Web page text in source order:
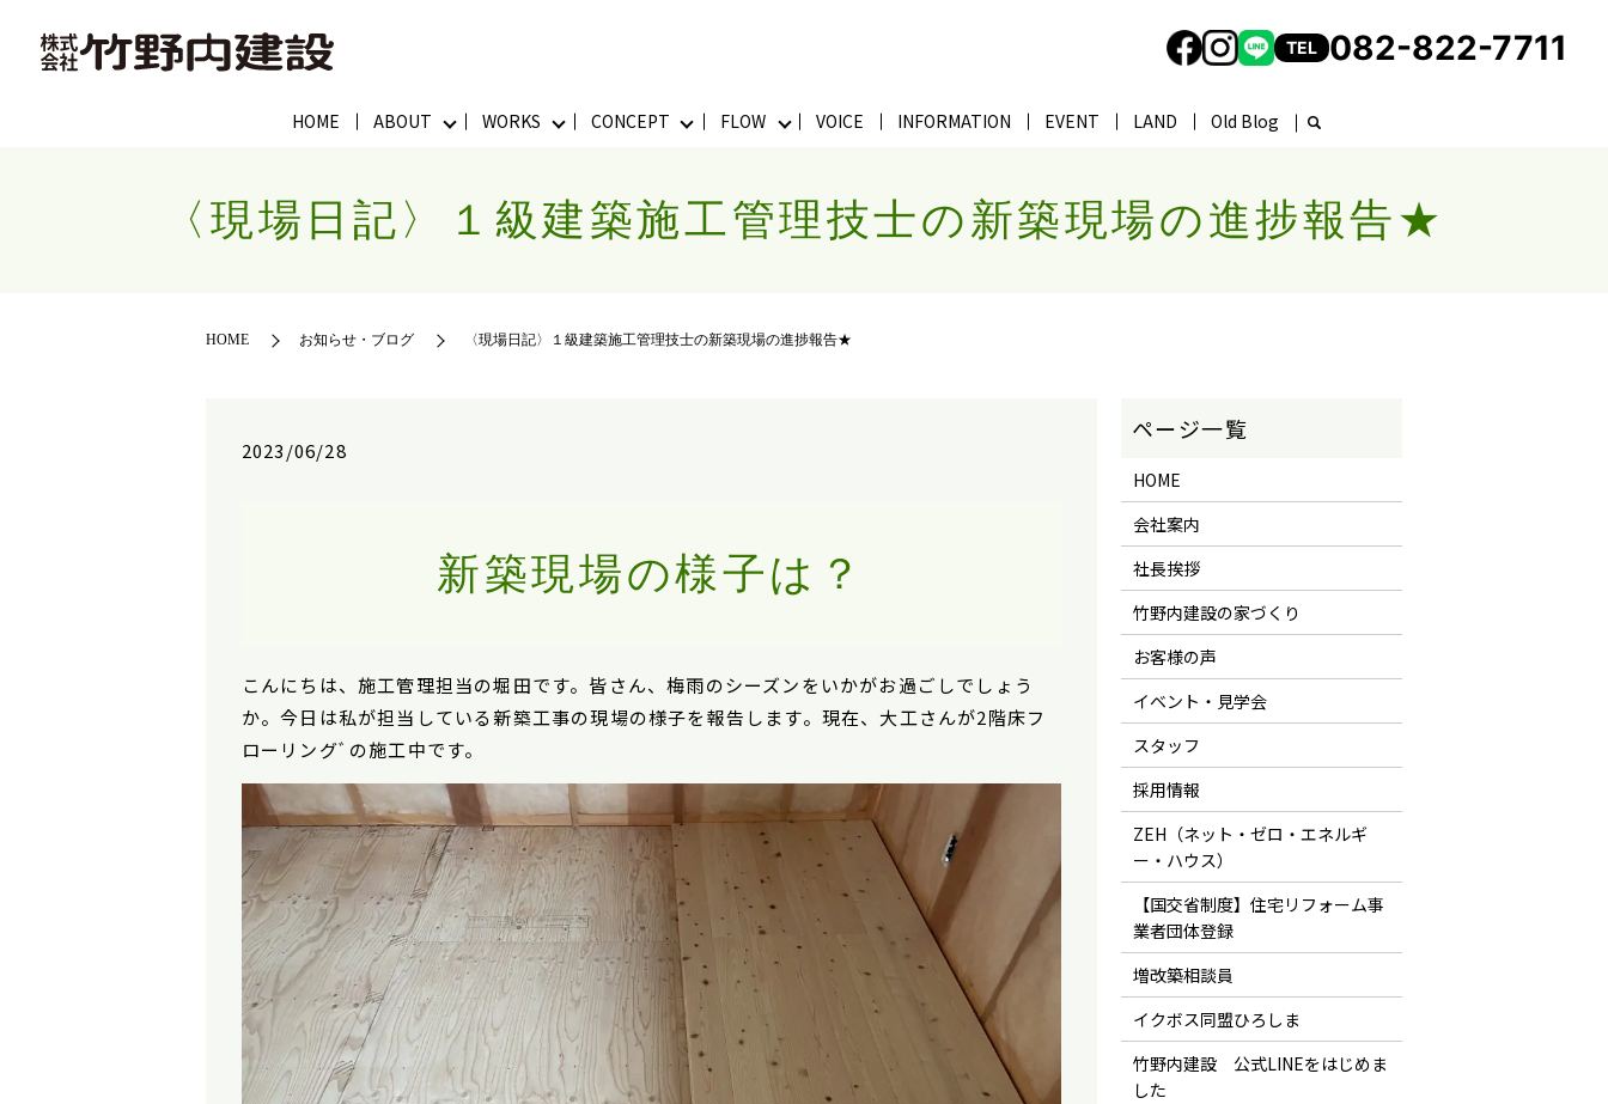
HOME ABOUT WORKS CONCEPT FLOW VOICE INFORMATION EVENT LAND Old Blog
TEL 082-822-7711
〈現場日記〉１級建築施工管理技士の新築現場の進捗報告★
HOME お知らせ・ブログ 〈現場日記〉１級建築施工管理技士の新築現場の進捗報告★
2023/06/28
新築現場の様子は？
こんにちは、施工管理担当の堀田です。皆さん、梅雨のシーズンをいかがお過ごしでしょう
か。今日は私が担当している新築工事の現場の様子を報告します。現在、大工さんが2階床フ
ローリングﾞの施工中です。
HOME
会社案内
社長挨拶
竹野内建設の家づくり
お客様の声
イベント・見学会
スタッフ
採用情報
ZEH（ネット・ゼロ・エネルギ
ー・ハウス）
【国交省制度】住宅リフォーム事
業者団体登録
増改築相談員
イクボス同盟ひろしま
竹野内建設 公式LINEをはじめま
した